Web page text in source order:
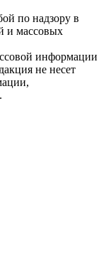
по надзору в
и массовых
информации
не несет